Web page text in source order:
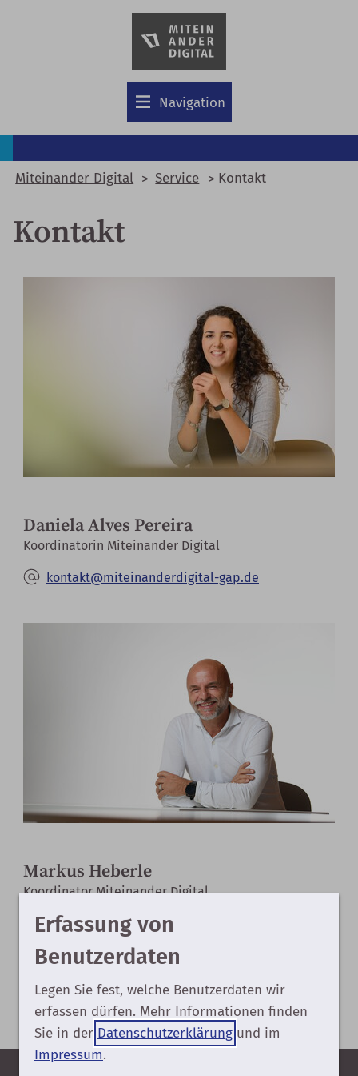
Erfassung von
Benutzerdaten
Legen Sie fest, welche Benutzerdaten wir
erfassen dürfen. Mehr Informationen finden
Sie in der Datenschutzerklärung und im
Impressum.
Navigation
Miteinander Digital Service Kontakt
Kontakt
Daniela Alves Pereira
Koordinatorin Miteinander Digital
kontakt@miteinanderdigital-gap.de
Markus Heberle
Koordinator Miteinander Digital
kontakt@miteinanderdigital-gap.de
+49 8821 730 76 86